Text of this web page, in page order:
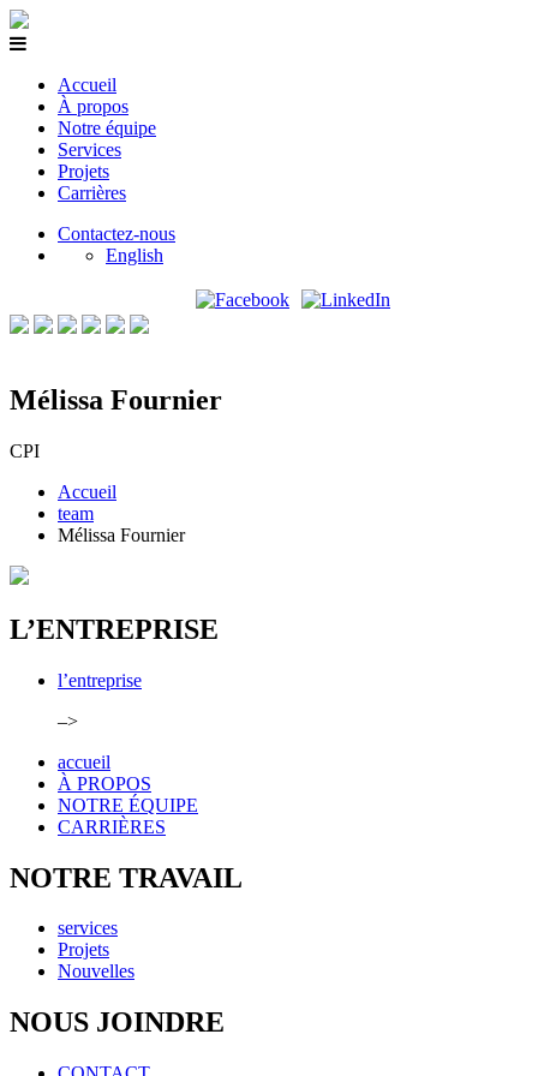
Accueil
À propos
Notre équipe
Services
Projets
Carrières
Contactez-nous
English
Mélissa Fournier
CPI
Accueil
team
Mélissa Fournier
L’ENTREPRISE
l’entreprise
–>
accueil
À PROPOS
NOTRE ÉQUIPE
CARRIÈRES
NOTRE TRAVAIL
services
Projets
Nouvelles
NOUS JOINDRE